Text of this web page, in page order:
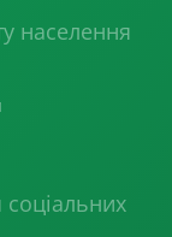
населення